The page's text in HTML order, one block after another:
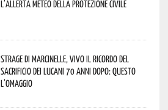
l’allerta meteo della Protezione civile
Strage di Marcinelle, vivo il ricordo del
sacrificio dei lucani 70 anni dopo: questo
l’omaggio